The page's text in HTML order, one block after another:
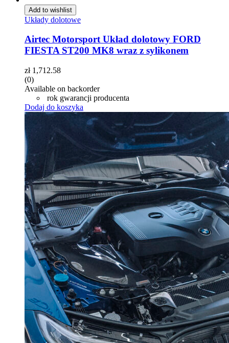
Add to wishlist
Układy dolotowe
Airtec Motorsport Układ dolotowy FORD
FIESTA ST200 MK8 wraz z sylikonem
zł1,712.58
(0)
Available on backorder
rok gwarancji producenta
Dodaj do koszyka